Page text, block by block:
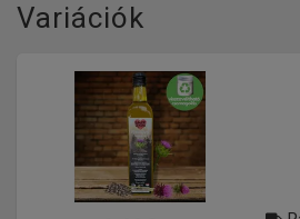
Variációk